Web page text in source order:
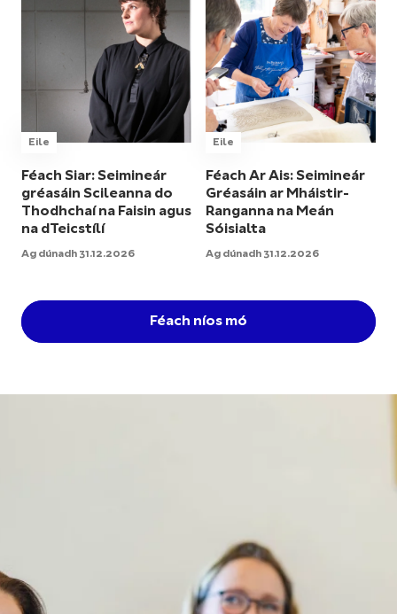
Eile
Féach Siar: Seimineár
gréasáin Scileanna do
Thodhchaí na Faisin agus
na dTeicstílí
Ag dúnadh 31.12.2026
Eile
Féach Ar Ais: Seimineár
Gréasáin ar Mháistir-
Ranganna na Meán
Sóisialta
Ag dúnadh 31.12.2026
Féach níos mó